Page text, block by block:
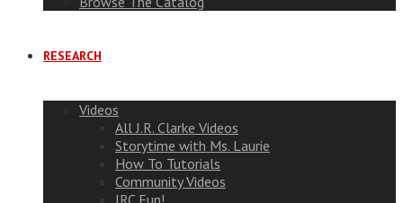
RESEARCH
Videos
All J.R. Clarke Videos
Storytime with Ms. Laurie
How To Tutorials
Community Videos
JRC Fun!